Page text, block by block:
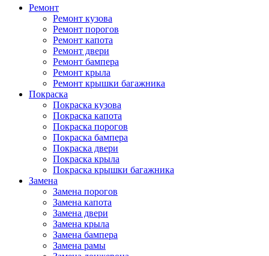
Ремонт
Ремонт кузова
Ремонт порогов
Ремонт капота
Ремонт двери
Ремонт бампера
Ремонт крыла
Ремонт крышки багажника
Покраска
Покраска кузова
Покраска капота
Покраска порогов
Покраска бампера
Покраска двери
Покраска крыла
Покраска крышки багажника
Замена
Замена порогов
Замена капота
Замена двери
Замена крыла
Замена бампера
Замена рамы